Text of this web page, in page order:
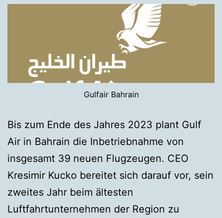
Gulfair Bahrain
Bis zum Ende des Jahres 2023 plant Gulf
Air in Bahrain die Inbetriebnahme von
insgesamt 39 neuen Flugzeugen. CEO
Kresimir Kucko bereitet sich darauf vor, sein
zweites Jahr beim ältesten
Luftfahrtunternehmen der Region zu